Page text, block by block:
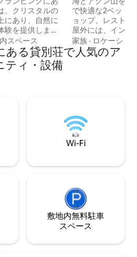
、クリスタルの
にあり、自然に
験を提供しま
ニティ・設備
クリエイターや
のプロフィール
さなプール 大
ビーチから5分
アコン
スペース
で快適な2ベッド
ョップ、レスト
屋外には、インフ
ろぎの大きなソフ
キテラスがありま
チン（必要なもの
する姉妹ヴィラと
す。 田舎の島：基本的な道路と街路灯、
野生動物。
家族 · ロケーショ
ある貸別荘で人気のア
ティ・設備
Wi-Fi
敷地内無料駐⁠車
ス⁠ペ⁠ー⁠ス